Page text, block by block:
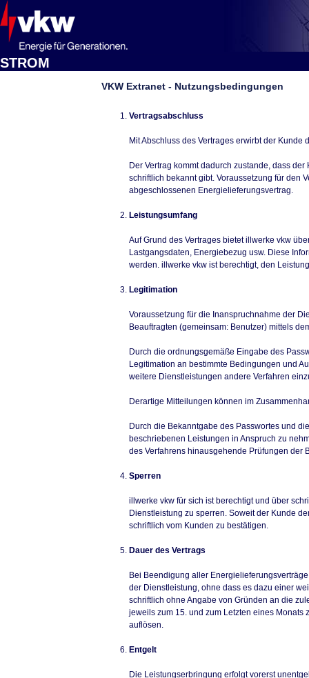
STROM
VKW Extranet - Nutzungsbedingungen
Vertragsabschluss
Mit Abschluss des Vertrages erwirbt der
Der Vertrag kommt dadurch zustande, dass
schriftlich bekannt gibt. Voraussetzung für den
abgeschlossenen Energielieferungsvertrag.
Leistungsumfang
Auf Grund des Vertrages bietet illwerke vkw
Lastgangsdaten, Energiebezug usw. Diese
werden. illwerke vkw ist berechtigt, den
Legitimation
Voraussetzung für die Inanspruchnahme der
Beauftragten (gemeinsam: Benutzer) mittels
Durch die ordnungsgemäße Eingabe des
Legitimation an bestimmte Bedingungen und
weitere Dienstleistungen andere Verfahren
Derartige Mitteilungen können im
Durch die Bekanntgabe des Passwortes und
beschriebenen Leistungen in Anspruch zu
des Verfahrens hinausgehende Prüfungen der
Sperren
illwerke vkw für sich ist berechtigt und über
Dienstleistung zu sperren. Soweit der Kunde
schriftlich vom Kunden zu bestätigen.
Dauer des Vertrags
Bei Beendigung aller
der Dienstleistung, ohne dass es dazu einer
schriftlich ohne Angabe von Gründen an die
jeweils zum 15. und zum Letzten eines Monats
auflösen.
Entgelt
Die Leistungserbringung erfolgt vorerst